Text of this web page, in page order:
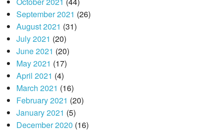
September 2021 (26)
August 2021 (31)
July 2021 (20)
June 2021 (20)
May 2021 (17)
April 2021 (4)
March 2021 (16)
February 2021 (20)
January 2021 (5)
December 2020 (16)